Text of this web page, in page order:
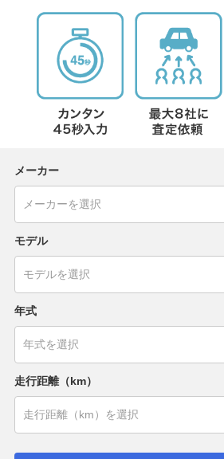
メーカー
モデル
年式
走行距離（km）